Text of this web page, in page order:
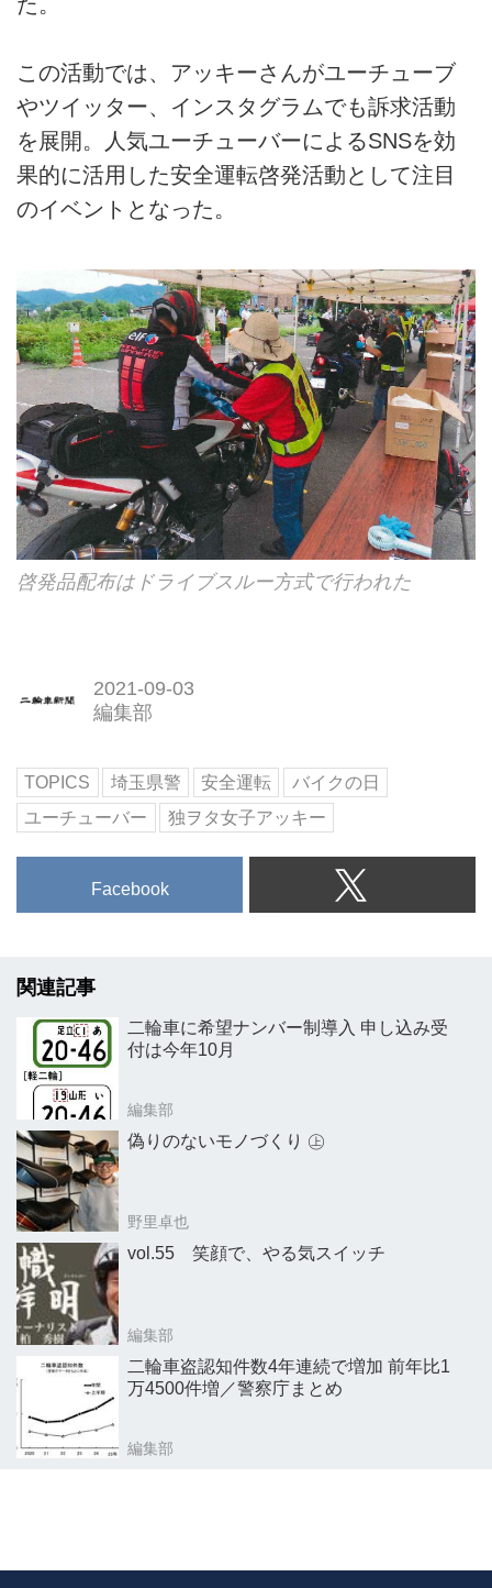
この活動では、アッキーさんがユーチューブ
やツイッター、インスタグラムでも訴求活動
を展開。人気ユーチューバーによるSNSを効
果的に活用した安全運転啓発活動として注目
のイベントとなった。
啓発品配布はドライブスルー方式で行われた
2021-09-03
編集部
TOPICS 埼玉県警 安全運転
バイクの日
ユーチューバー
独ヲタ女子アッキー
Facebook
関連記事
二輪車に希望ナンバー制導入 申し込み受
付は今年10月
編集部
偽りのないモノづくり ㊤
野里卓也
vol.55 笑顔で、やる気スイッチ
編集部
二輪車盗認知件数4年連続で増加 前年比1
万4500件増／警察庁まとめ
編集部